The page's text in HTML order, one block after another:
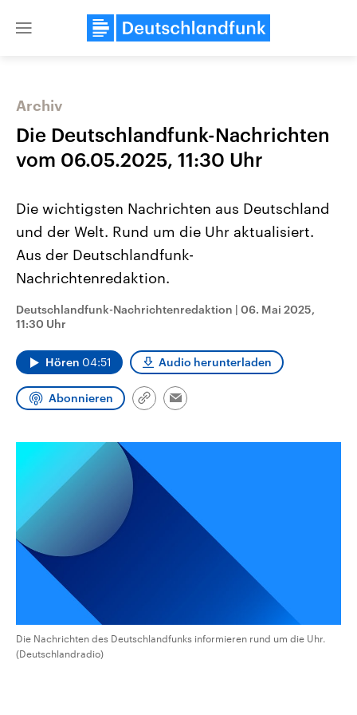
Close
Landtagswahl Sachsen-Anhalt
Alle Informationen
Sachsen-Anhalt wählt am 6.
September 2026 einen neuen
Bundesland von einer Koalition aus
CDU, SPD und FDP regiert.-
Wahlprogramme, aktuelle Berichte
und Hintergründe zu den Parteien
Hintergründe
Wirtschaftlich und
mit großem Einfluss auf
aktuelle Weltgeschehen.
Sendungen Programm
Audio-Archiv
Archiv
Die Deutschlandfunk-Nachrichten
vom 06.05.2025, 11:30 Uhr
Die wichtigsten Nachrichten aus Deutschland
und der Welt. Rund um die Uhr aktualisiert.
Aus der Deutschlandfunk-
Nachrichtenredaktion.
Deutschlandfunk-Nachrichtenredaktion | 06. Mai 2025,
11:30 Uhr
Hören 04:51 Audio herunterladen
Abonnieren
Link
Email
Die Nachrichten des Deutschlandfunks informieren rund um die Uhr.
(Deutschlandradio)